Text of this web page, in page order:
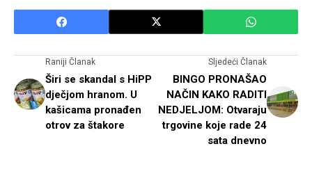
Raniji Članak
Širi se skandal s HiPP
dječjom hranom. U
kašicama pronađen
otrov za štakore
Sljedeći Članak
BINGO PRONAŠAO
NAČIN KAKO RADITI
NEDJELJOM: Otvaraju
trgovine koje rade 24
sata dnevno